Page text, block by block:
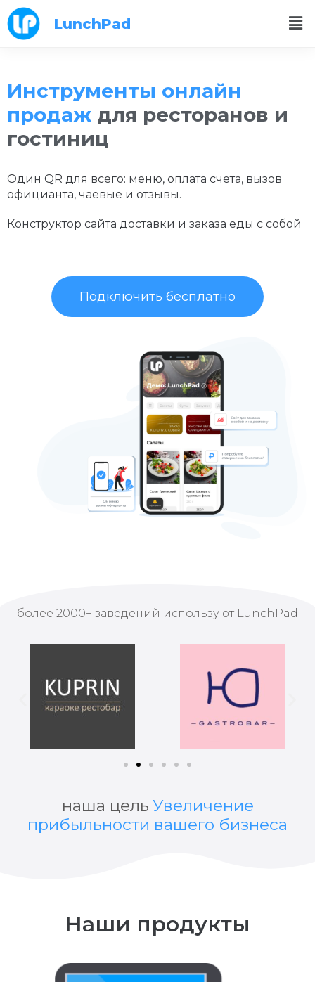
LunchPad
Инструменты онлайн
продаж для ресторанов и
гостиниц
Один QR для всего: меню, оплата счета, вызов
официанта, чаевые и отзывы.
Конструктор сайта доставки и заказа еды с собой
Подключить бесплатно
более 2000+ заведений используют LunchPad
наша цель Увеличение
прибыльности вашего бизнеса
Наши продукты